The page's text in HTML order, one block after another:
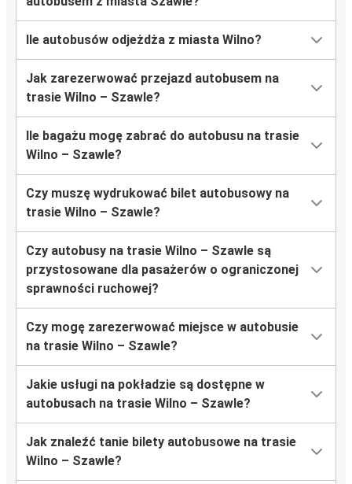
Ile autobusów odjeżdża z miasta Wilno?
Jak zarezerwować przejazd autobusem na
trasie Wilno – Szawle?
Ile bagażu mogę zabrać do autobusu na trasie
Wilno – Szawle?
Czy muszę wydrukować bilet autobusowy na
trasie Wilno – Szawle?
Czy autobusy na trasie Wilno – Szawle są
przystosowane dla pasażerów o ograniczonej
sprawności ruchowej?
Czy mogę zarezerwować miejsce w autobusie
na trasie Wilno – Szawle?
Jakie usługi na pokładzie są dostępne w
autobusach na trasie Wilno – Szawle?
Jak znaleźć tanie bilety autobusowe na trasie
Wilno – Szawle?